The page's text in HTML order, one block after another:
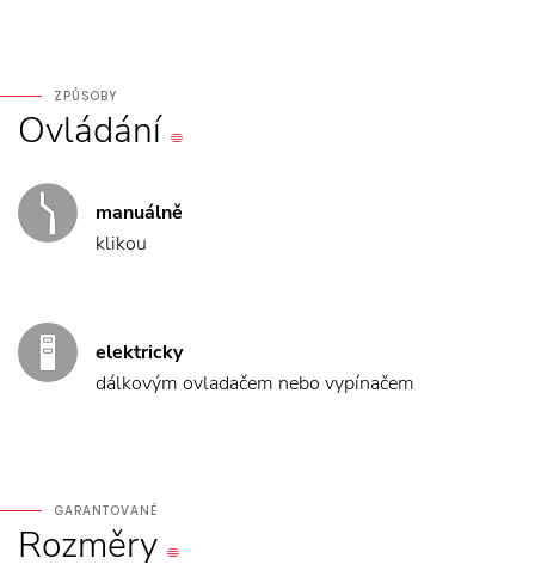
ZPŮSOBY
Ovládání
manuálně
klikou
elektricky
dálkovým ovladačem nebo vypínačem
GARANTOVANÉ
Rozměry